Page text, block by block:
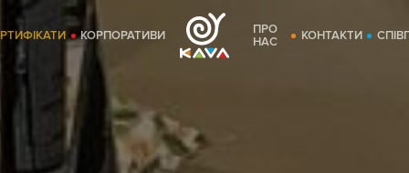
КОРПОРАТИВИ
ПРО
НАС
КОНТАКТИ